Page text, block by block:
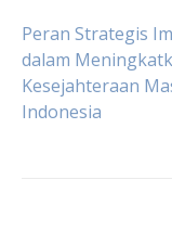
Post
Peran Strategis
dalam
Kesejahteraan
Indonesia